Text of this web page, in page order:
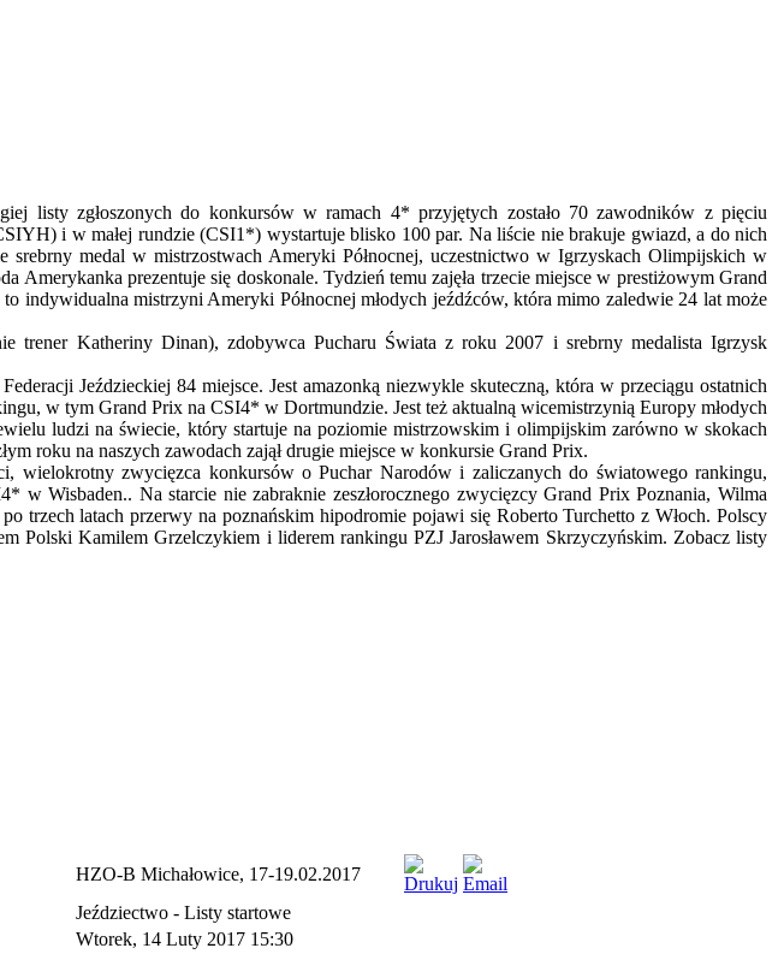
listy zgłoszonych do konkursów w ramach 4* przyjętych zostało 70 zawodników z pięciu
i w małej rundzie (CSI1*) wystartuje blisko 100 par. Na liście nie brakuje gwiazd, a do nich
medal w mistrzostwach Ameryki Północnej, uczestnictwo w Igrzyskach Olimpijskich w
prezentuje się doskonale. Tydzień temu zajęła trzecie miejsce w prestiżowym Grand
indywidualna mistrzyni Ameryki Północnej młodych jeźdźców, która mimo zaledwie 24 lat może
trener Katheriny Dinan), zdobywca Pucharu Świata z roku 2007 i srebrny medalista Igrzysk
Jeździeckiej 84 miejsce. Jest amazonką niezwykle skuteczną, która w przeciągu ostatnich
w tym Grand Prix na CSI4* w Dortmundzie. Jest też aktualną wicemistrzynią Europy młodych
ludzi na świecie, który startuje na poziomie mistrzowskim i olimpijskim zarówno w skokach
roku na naszych zawodach zajął drugie miejsce w konkursie Grand Prix.
wielokrotny zwycięzca konkursów o Puchar Narodów i zaliczanych do światowego rankingu,
Wisbaden.. Na starcie nie zabraknie zeszłorocznego zwycięzcy Grand Prix Poznania, Wilma
trzech latach przerwy na poznańskim hipodromie pojawi się Roberto Turchetto z Włoch. Polscy
Polski Kamilem Grzelczykiem i liderem rankingu PZJ Jarosławem Skrzyczyńskim. Zobacz listy
HZO-B Michałowice, 17-19.02.2017
Jeździectwo - Listy startowe
Wtorek, 14 Luty 2017 15:30